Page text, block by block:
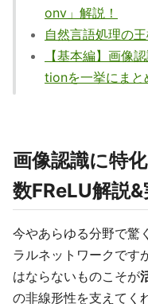
onv」解説！
自然言語処理の
【基本編】画像
tionを一挙にまと
画像認識に特
数FReLU解説&
今やあらゆる分野で驚
ラルネットワークです
はならないものこそが
の非線形性を支えてく